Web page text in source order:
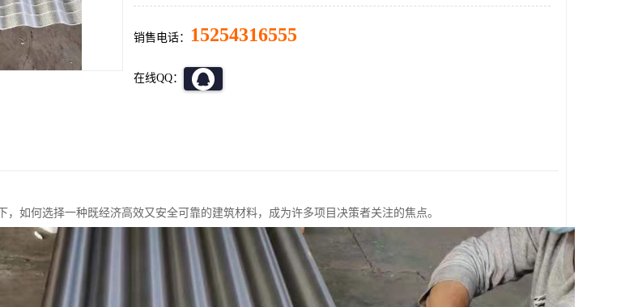
销售电话： 15254316555
在线QQ：
，如何选择一种既经济高效又安全可靠的建筑材料，成为许多项目决策者关注的焦点。